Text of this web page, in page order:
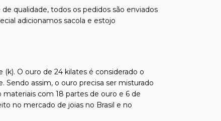
qualidade, todos os pedidos são enviados
adicionamos sacola e estojo
O ouro de 24 kilates é considerado o
Sendo assim, o ouro precisa ser misturado
com 18 partes de ouro e 6 de
no mercado de joias no Brasil e no